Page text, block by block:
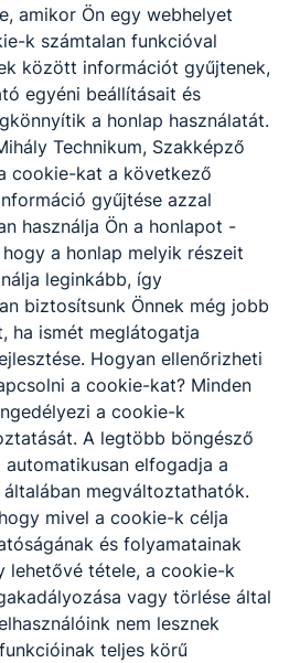
amikor Ön egy webhelyet
k számtalan funkcióval
között információt gyűjtenek,
egyéni beállításait és
a honlap használatát.
Technikum, Szakképző
cookie-kat a következő
gyűjtése azzal
használja Ön a honlapot -
a honlap melyik részeit
leginkább, így
biztosítsunk Önnek még jobb
ha ismét meglátogatja
Hogyan ellenőrizheti
a cookie-kat? Minden
a cookie-k
A legtöbb böngésző
elfogadja a
megváltoztathatók.
mivel a cookie-k célja
és folyamatainak
lehetővé tétele, a cookie-k
vagy törlése által
nem lesznek
teljes körű